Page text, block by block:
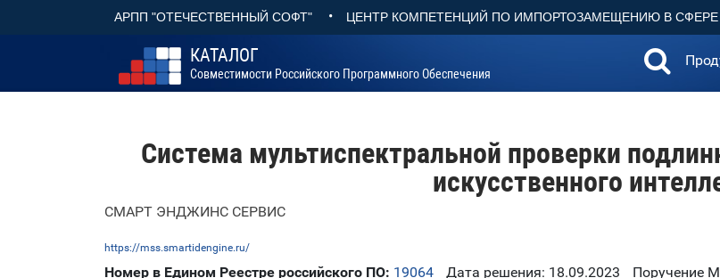
АРПП "ОТЕЧЕСТВЕННЫЙ СОФТ" • ЦЕНТР КОМПЕТЕНЦИЙ ПО ИМПОРТОЗАМЕЩЕНИЮ В СФЕРЕ
КАТАЛОГ
Совместимости Российского Программного Обеспечения
Система мультиспектральной проверки
искусственного
СМАРТ ЭНДЖИНС СЕРВИС
https://mss.smartidengine.ru/
Номер в Едином Реестре российского ПО: 19064 Дата решения: 18.09.2023 Поручение